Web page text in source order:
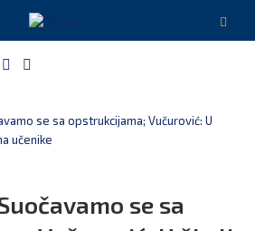
se sa opstrukcijama; Vučurović: U
učenike
se sa